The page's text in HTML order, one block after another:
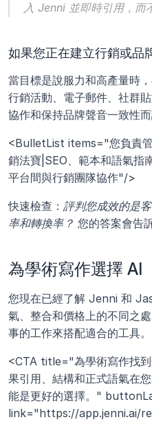
入 Jenni 並即時引用，而
如果您正在建立行銷或品
當目標是說服力和高產量時
行銷活動、電子郵件、社群
協作和保持品牌聲音一致性而
<BulletList items="您負責
銷法寶|SEO、範本和語氣指
平台間與行銷團隊協作"/>
快速檢查： 評判您成效的是
率和轉換率？ 您的答案會告
為學術寫作選擇 AI
您現在已經了解 Jenni 和
氣、整合和價格上的不同之
事的工作來搭配適合的工具。
<CTA title="為學術寫作找
果引用、結構和正式語氣在
能是更好的選擇。"
link="https://app.jenni.ai/